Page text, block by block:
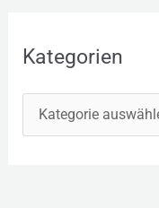
Kategorien